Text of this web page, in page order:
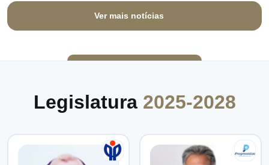
Ver mais notícias
Legislatura 2025-2028